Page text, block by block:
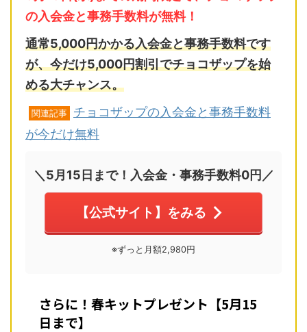
の入会金と事務手数料が無料！
通常5,000円かかる入会金と事務手数料です
が、今だけ5,000円割引でチョコザップを始
める大チャンス。
関連記事
チョコザップの入会金と事務手数料
が今だけ無料
＼5月15日まで！入会金・事務手数料0円／
【公式サイト】をみる
※ずっと月額2,980円
さらに！春キットプレゼント【5月15
日まで】